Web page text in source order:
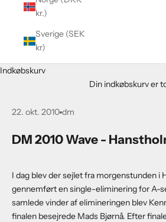
kr.)
Sverige (SEK
kr)
Indkøbskurv
Din indkøbskurv er
22. okt. 2010 dm
DM 2010 Wave -
I dag blev der sejlet fra morgenstunden i
gennemført en single-eliminering for A-
samlede vinder af elimineringen blev
finalen besejrede Mads Bjørnå. Efter